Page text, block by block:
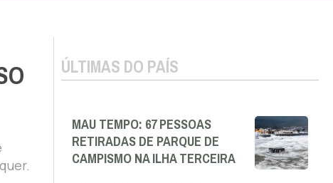
ÚLTIMAS DO PAÍS
MAU TEMPO: 67 PESSOAS
RETIRADAS DE PARQUE DE
CAMPISMO NA ILHA TERCEIRA